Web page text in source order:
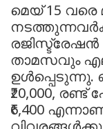
മെയ് 15
രജിസ്ട്രേഷന്‍
താമസവും
₹20,000, രണ്ട്
₹6,400